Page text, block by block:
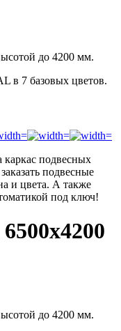
до 4200 мм.
в 7 базовых цветов.
каркас подвесных
подвесные
и цвета. А также
под ключ!
до 4200 мм.